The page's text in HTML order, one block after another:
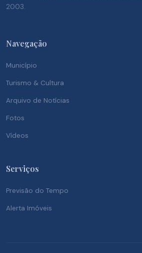
2003.
Navegação
Município
Turismo & Cultura
Arquivo de Notícias
Fotos
Vídeos
Serviços
Previsão do Tempo
Alerta Imóveis